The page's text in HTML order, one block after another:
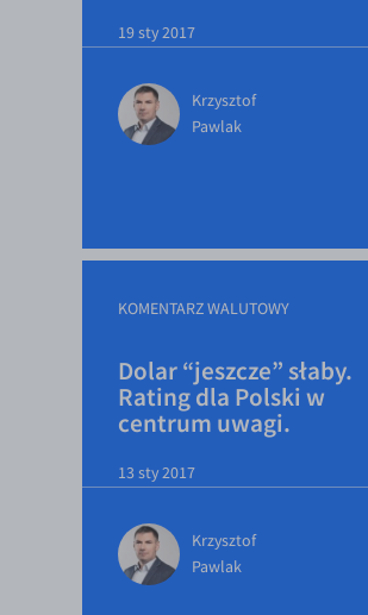
EUR/CNY
EUR/HKD
EUR/JPY
EUR/SGD
EUR/TRY
GBP/USD
USD/CHF
GBP/CHF
19 sty 2017
Krzysztof
Pawlak
KOMENTARZ WALUTOWY
Dolar “jeszcze” słaby.
Rating dla Polski w
centrum uwagi.
13 sty 2017
Krzysztof
Pawlak